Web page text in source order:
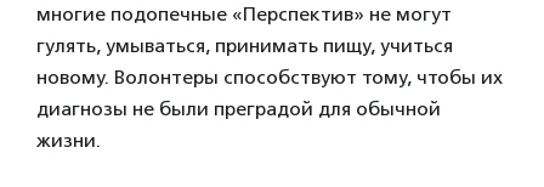
многие подопечные «Перспектив» не могут
гулять, умываться, принимать пищу, учиться
новому. Волонтеры способствуют тому, чтобы их
диагнозы не были преградой для обычной
жизни.